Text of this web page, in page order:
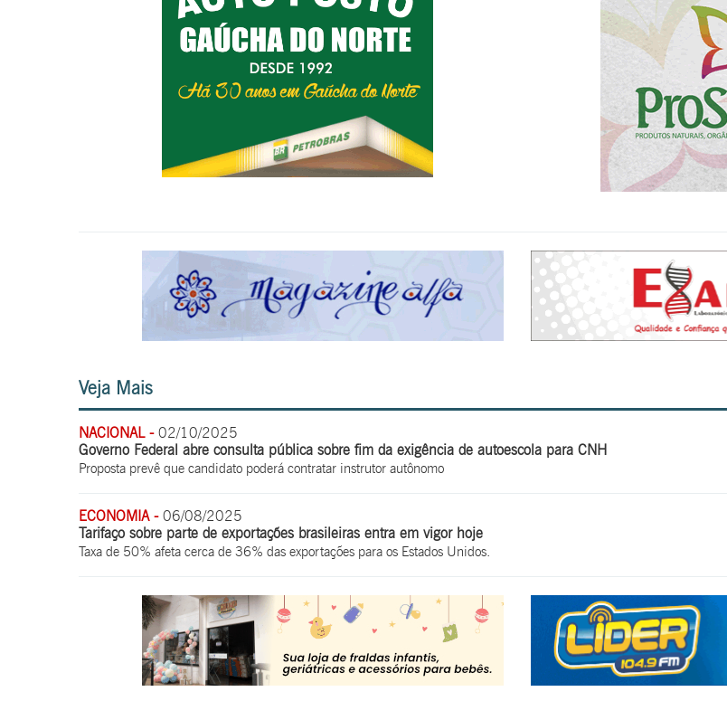
Veja Mais
NACIONAL -02/10/2025
Governo Federal abre consulta pública sobre fim da exigência de autoescola para CNH
Proposta prevê que candidato poderá contratar instrutor autônomo
ECONOMIA -06/08/2025
Tarifaço sobre parte de exportações brasileiras entra em vigor hoje
Taxa de 50% afeta cerca de 36% das exportações para os Estados Unidos.